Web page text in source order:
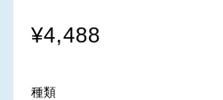
¥4,488
種類